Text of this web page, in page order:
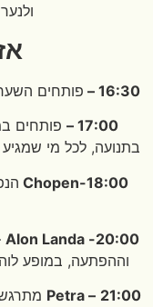
16:30 –
פותחים
17:00 –
פותחים
בתנועה, לכל מי שמגיע
18:00-Chopen
20:00- Alon Landa
וההפתעה, במופע
21:00
–
Petra